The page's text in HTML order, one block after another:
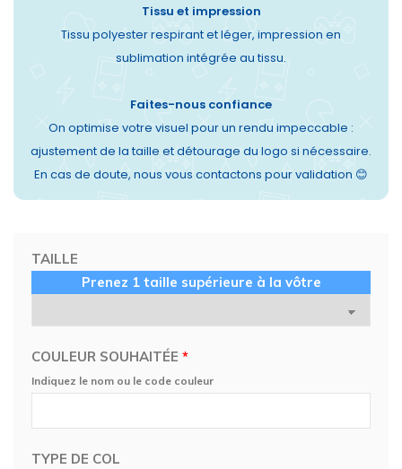
Tissu et impression
Tissu polyester respirant et léger, impression en
sublimation intégrée au tissu.
Faites-nous confiance
On optimise votre visuel pour un rendu impeccable :
ajustement de la taille et détourage du logo si nécessaire.
En cas de doute, nous vous contactons pour validation 😊
TAILLE
Prenez 1 taille supérieure à la vôtre
COULEUR SOUHAITÉE *
Indiquez le nom ou le code couleur
TYPE DE COL